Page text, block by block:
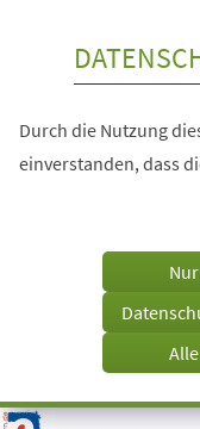
Visuelle
Durch die Nutzung
einverstanden, dass